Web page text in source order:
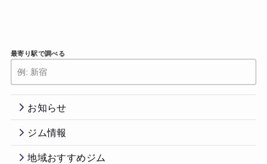
最寄り駅で調べる
お知らせ
ジム情報
地域おすすめジム